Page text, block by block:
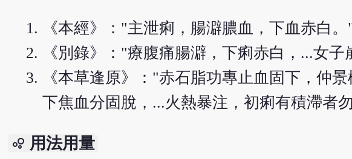
《本經》："主泄痢，腸澼膿血，下血赤白。
《別錄》："療腹痛腸澼，下痢赤白，...女
《本草逢原》："赤石脂功專止血固下，仲
下焦血分固脫，...火熱暴注，初痢有積滯者
bubble_chart 用法用量